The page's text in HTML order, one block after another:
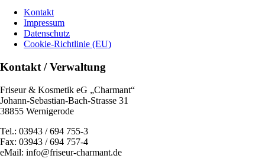
Kontakt
Impressum
Datenschutz
Cookie-Richtlinie (EU)
Kontakt / Verwaltung
Friseur & Kosmetik eG „Charmant“
Johann-Sebastian-Bach-Strasse 31
38855 Wernigerode
Tel.: 03943 / 694 755-3
Fax: 03943 / 694 757-4
eMail: info@friseur-charmant.de